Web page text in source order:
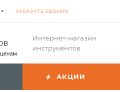
ЗАКАЗАТЬ ЗВОНОК
Интернет-магазин
инструментов
АКЦИИ